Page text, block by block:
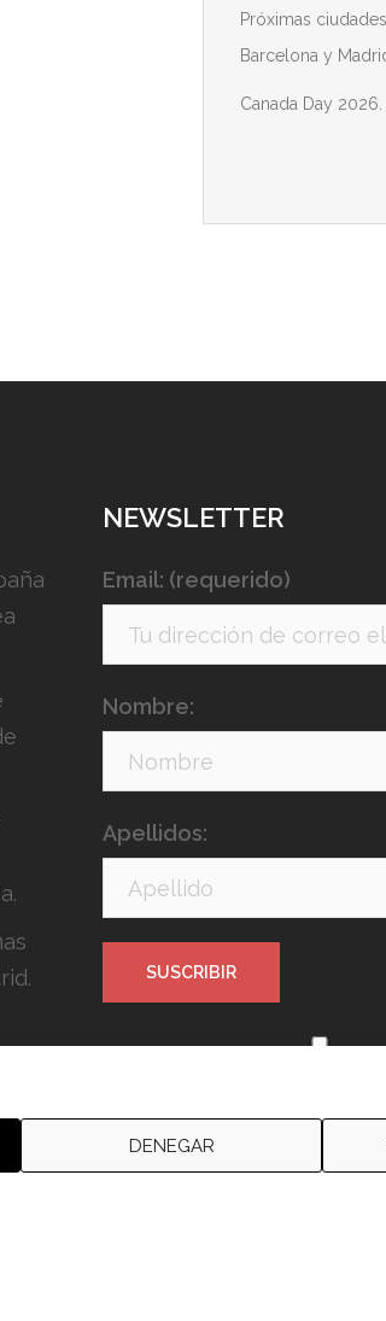
DENEGAR
Próximas
Barcelona y
Canada Day 2026.
NEWSLETTER
Email: (requerido)
Nombre:
Apellidos:
condiciones